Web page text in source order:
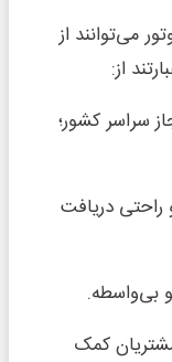
می‌توانند از
از:
سراسر کشور؛
دریافت
بی‌واسطه.
کمک